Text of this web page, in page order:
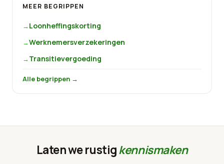
MEER BEGRIPPEN
Loonheffingskorting
Werknemersverzekeringen
Transitievergoeding
Alle begrippen →
Laten we rustigkennismaken